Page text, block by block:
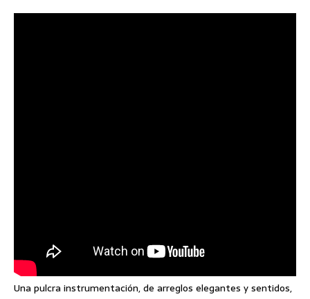
Una pulcra instrumentación, de arreglos elegantes y sentidos,